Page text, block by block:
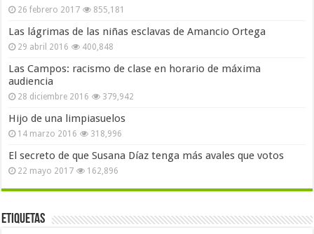
26 febrero 2017 855,181
Las lágrimas de las niñas esclavas de Amancio Ortega
29 abril 2016 400,848
Las Campos: racismo de clase en horario de máxima
audiencia
28 diciembre 2016 379,942
Hijo de una limpiasuelos
14 marzo 2016 318,996
El secreto de que Susana Díaz tenga más avales que votos
22 mayo 2017 162,896
Etiquetas